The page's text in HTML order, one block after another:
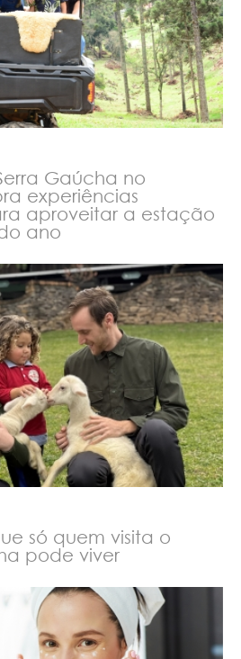
Gaúcha no
experiências
aproveitar a estação
ano
só quem visita o
pode viver